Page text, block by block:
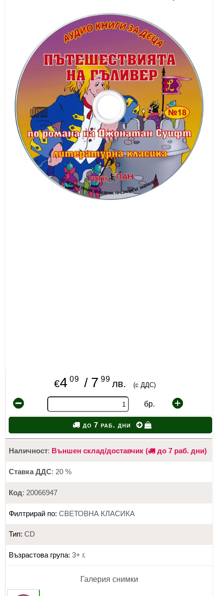
ИЗКУСТВА
МЕБЕЛИ И ОБОРУДВАНЕ
КАНЦЕЛАРСКИ МАТЕРИАЛИ
КНИГИ И УЧЕБНИЦИ
БДП
НОВИ
ПРОМОЦИИ
S.T.E.M.
€4 09 / 7 99 лв. (с ДДС)
бр.
до 7 раб. дни
Наличност: Външен склад/доставчик ( до 7 раб. дни)
Ставка ДДС: 20 %
Код: 20066947
Филтрирай по: СВЕТОВНА КЛАСИКА
Тип: CD
Възрастова група: 3+ г.
Галерия снимки